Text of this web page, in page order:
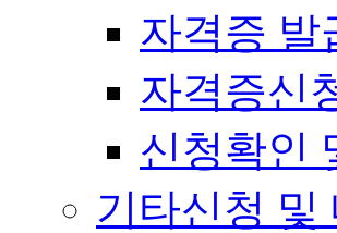
자격증 발
자격증신
신청확인
기타신청 및